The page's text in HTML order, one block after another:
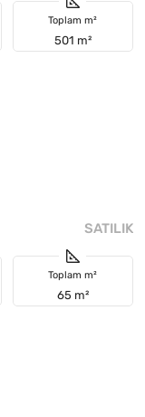
Toplam m²
501 m²
SATILIK
Toplam m²
65 m²